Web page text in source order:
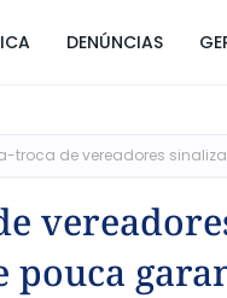
DENÚNCIAS
troca de vereadores
pouca